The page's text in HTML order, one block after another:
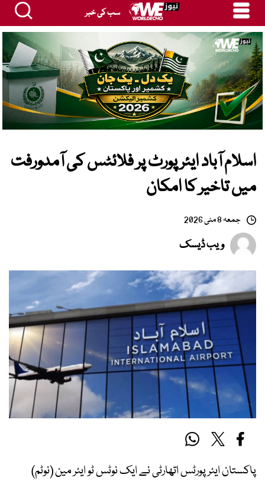
سب کی خبر
اسلام آباد ایئرپورٹ پر فلائٹس کی آمدورفت
میں تاخیر کا امکان
جمعہ 8 مئی 2026
ویب ڈیسک
پاکستان ایئرپورٹس اتھارٹی نے ایک نوٹس ٹو ایئر مین (نوٹم)